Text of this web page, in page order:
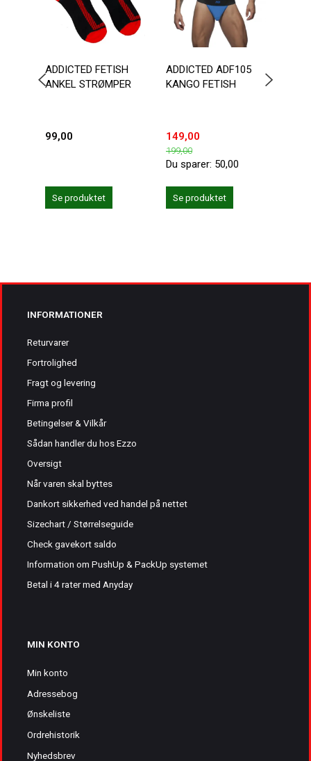
ADDICTED FETISH
ANKEL STRØMPER
99,00
Se produktet
ADDICTED ADF105
KANGO FETISH
149,00
199,00
Du sparer: 50,00
Se produktet
INFORMATIONER
Returvarer
Fortrolighed
Fragt og levering
Firma profil
Betingelser & Vilkår
Sådan handler du hos Ezzo
Oversigt
Når varen skal byttes
Dankort sikkerhed ved handel på nettet
Sizechart / Størrelseguide
Check gavekort saldo
Information om PushUp & PackUp systemet
Betal i 4 rater med Anyday
MIN KONTO
Min konto
Adressebog
Ønskeliste
Ordrehistorik
Nyhedsbrev